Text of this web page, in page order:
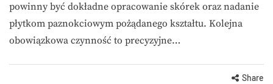
powinny być dokładne opracowanie skórek oraz nadanie
płytkom paznokciowym pożądanego kształtu. Kolejna
obowiązkowa czynność to precyzyjne…
Share